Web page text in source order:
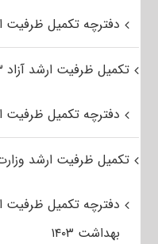
دفترچه تکمیل ظرفیت
تکمیل ظرفیت ارشد آزاد ۱۴۰۳
دفترچه تکمیل ظرفیت ارشد
تکمیل ظرفیت ارشد وزارت
دفترچه تکمیل ظرفیت
بهداشت ۱۴۰۳